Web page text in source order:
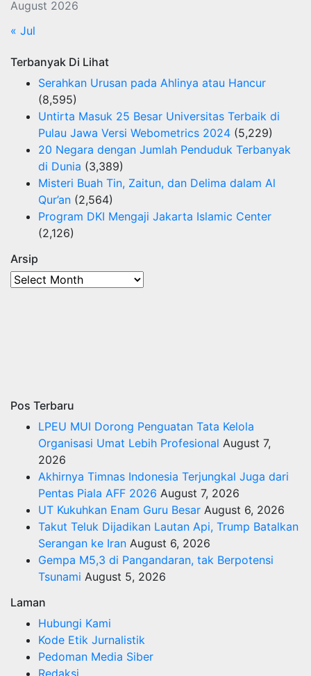
August 2026
« Jul
Terbanyak Di Lihat
Serahkan Urusan pada Ahlinya atau Hancur
(8,595)
Untirta Masuk 25 Besar Universitas Terbaik di
Pulau Jawa Versi Webometrics 2024 (5,229)
20 Negara dengan Jumlah Penduduk Terbanyak
di Dunia (3,389)
Misteri Buah Tin, Zaitun, dan Delima dalam Al
Qur’an (2,564)
Program DKI Mengaji Jakarta Islamic Center
(2,126)
Arsip
Arsip
Pos Terbaru
LPEU MUI Dorong Penguatan Tata Kelola
Organisasi Umat Lebih Profesional August 7,
2026
Akhirnya Timnas Indonesia Terjungkal Juga dari
Pentas Piala AFF 2026 August 7, 2026
UT Kukuhkan Enam Guru Besar August 6, 2026
Takut Teluk Dijadikan Lautan Api, Trump Batalkan
Serangan ke Iran August 6, 2026
Gempa M5,3 di Pangandaran, tak Berpotensi
Tsunami August 5, 2026
Laman
Hubungi Kami
Kode Etik Jurnalistik
Pedoman Media Siber
Redaksi